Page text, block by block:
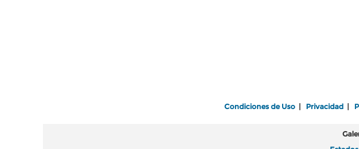
Condiciones de Uso Privacidad